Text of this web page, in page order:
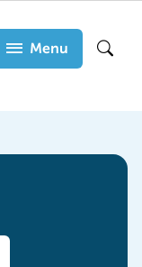
Menu